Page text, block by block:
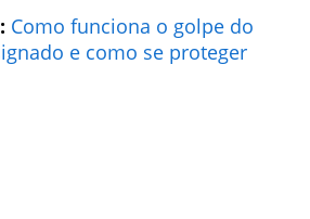
Como funciona o golpe do
e como se proteger